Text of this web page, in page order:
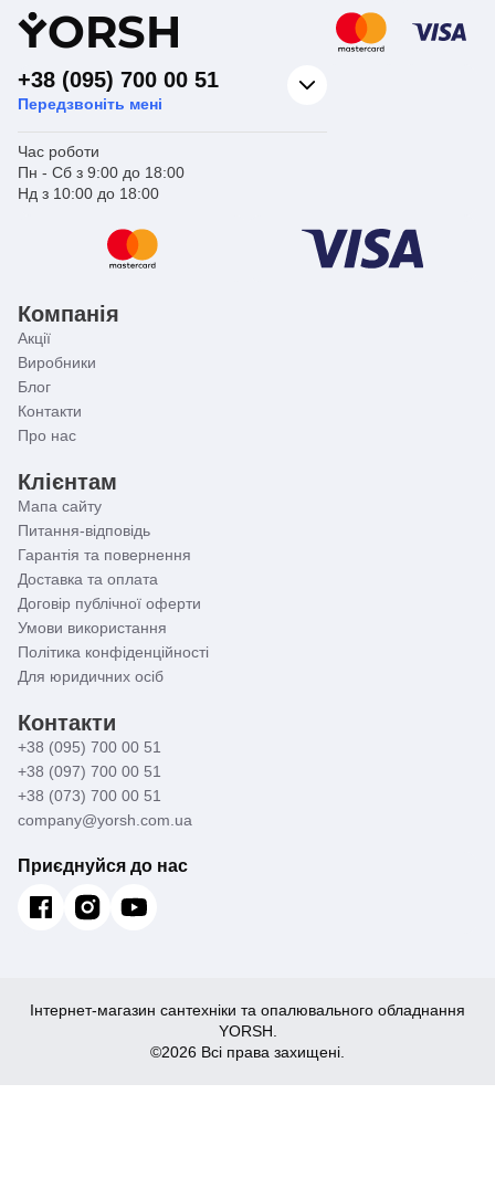
YORSH
+38 (095) 700 00 51
Передзвоніть мені
Час роботи
Пн - Сб з 9:00 до 18:00
Нд з 10:00 до 18:00
Компанія
Акції
Виробники
Блог
Контакти
Про нас
Клієнтам
Мапа сайту
Питання-відповідь
Гарантія та повернення
Доставка та оплата
Договір публічної оферти
Умови використання
Політика конфіденційності
Для юридичних осіб
Контакти
+38 (095) 700 00 51
+38 (097) 700 00 51
+38 (073) 700 00 51
company@yorsh.com.ua
Приєднуйся до нас
Інтернет-магазин сантехніки та опалювального обладнання
YORSH.
©2026 Всі права захищені.